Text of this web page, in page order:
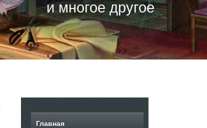
и многое другое
Главная